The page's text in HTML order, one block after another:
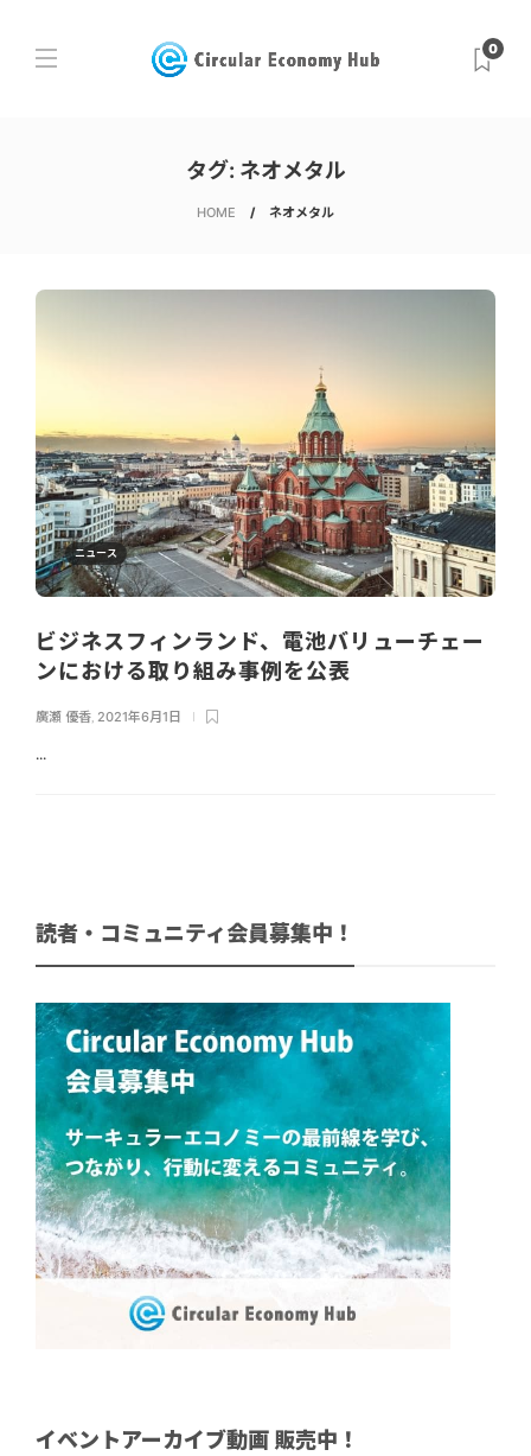
0
タグ: ネオメタル
HOME ネオメタル
ニュース
ビジネスフィンランド、電池バリューチェー
ンにおける取り組み事例を公表
廣瀬 優香 2021年6月1日
...
読者・コミュニティ会員募集中！
イベントアーカイブ動画 販売中！